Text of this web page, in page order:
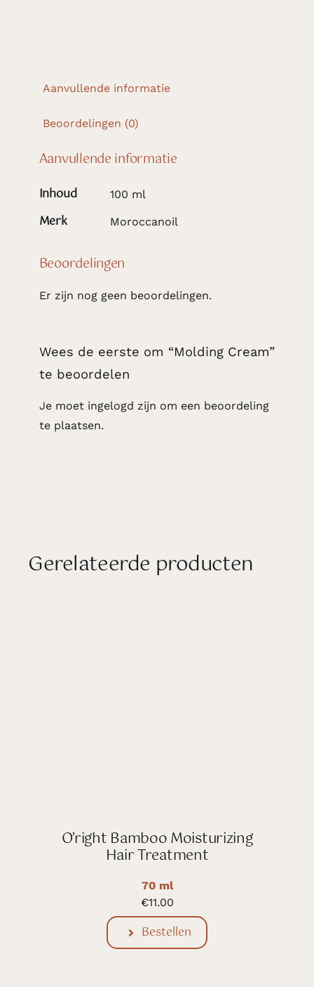
Aanvullende informatie
Beoordelingen (0)
Aanvullende informatie
Inhoud 100 ml
Merk Moroccanoil
Beoordelingen
Er zijn nog geen beoordelingen.
Wees de eerste om “Molding Cream”
te beoordelen
Je moet ingelogd zijn om een beoordeling
te plaatsen.
Gerelateerde producten
O’right Bamboo Moisturizing
Hair Treatment
70 ml
€11.00
Bestellen